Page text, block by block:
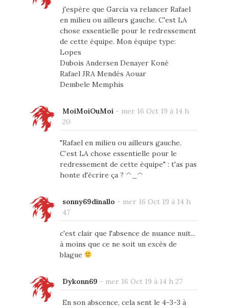
j'espère que Garcia va relancer Rafael
en milieu ou ailleurs gauche. C'est LA
chose essentielle pour le redressement
de cette équipe. Mon équipe type:
Lopes
Dubois Andersen Denayer Koné
Rafael JRA Mendès Aouar
Dembele Memphis
MoiMoiOuMoi- mer 16 Oct 19 à 14 h
20
"Rafael en milieu ou ailleurs gauche.
C’est LA chose essentielle pour le
redressement de cette équipe" : t'as pas
honte d'écrire ça ? ^_^
sonny69dinallo - mer 16 Oct 19 à 14 h
47
c'est clair que l'absence de nuance nuit...
à moins que ce ne soit un excès de
blague
Dykonn69 - mer 16 Oct 19 à 14 h 27
En son abscence, cela sent le 4-3-3 à